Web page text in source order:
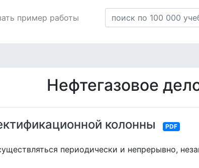
пример работы
Нефтегазовое
колонны PDF
периодически и непрерывно,